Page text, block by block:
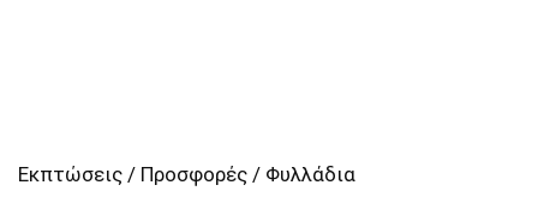
Εκπτώσεις / Προσφορές / Φυλλάδια